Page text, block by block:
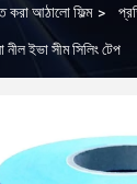
করা আঠালো ফিল্ম >
ইভা সীম সিলিং টেপ